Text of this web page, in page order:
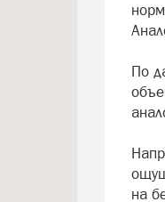
По
на